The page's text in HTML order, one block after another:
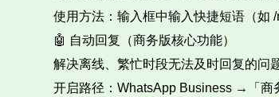
使用方法：输入框中输入快捷短语（如
🤖 自动回复（商务版核心功能）​
解决离线、繁忙时段无法及时回复的问
开启路径：WhatsApp Business →「商